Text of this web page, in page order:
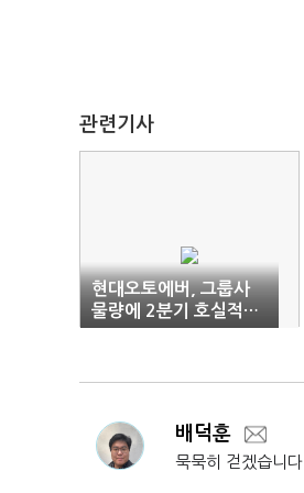
관련기사
현대오토에버, 그룹사
물량에 2분기 호실적…
관세 리스크는 변수
배덕훈
묵묵히 걷겠습니다.